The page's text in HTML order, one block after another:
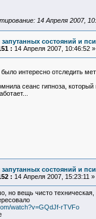
14 Апреля 2007,
состояний и
: 14 Апреля 2007, 10:46:52 »
интересно отследить
сеанс гипноза,
состояний и
: 14 Апреля 2007, 15:23:11 »
но вещь чисто
watch?v=GQdJf-rTVFo